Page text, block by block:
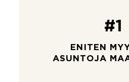
#1
ENITEN
ASUNTOJA